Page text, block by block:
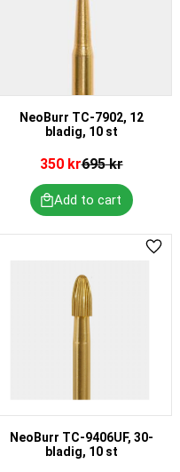
NeoBurr TC-7902, 12
bladig, 10 st
350kr695kr
NeoBurr TC-9406UF, 30-
bladig, 10 st
Add